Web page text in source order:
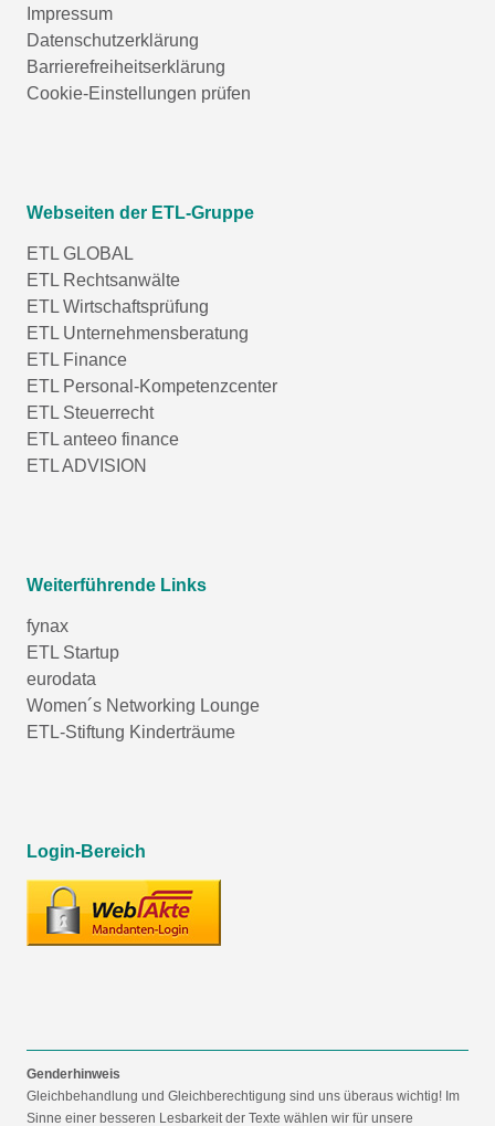
Impressum
Datenschutzerklärung
Barrierefreiheitserklärung
Cookie-Einstellungen prüfen
Webseiten der ETL-Gruppe
ETL GLOBAL
ETL Rechtsanwälte
ETL Wirtschaftsprüfung
ETL Unternehmensberatung
ETL Finance
ETL Personal-Kompetenzcenter
ETL Steuerrecht
ETL anteeo finance
ETL ADVISION
Weiterführende Links
fynax
ETL Startup
eurodata
Women´s Networking Lounge
ETL-Stiftung Kinderträume
Login-Bereich
Genderhinweis
Gleichbehandlung und Gleichberechtigung sind uns überaus wichtig! Im
Sinne einer besseren Lesbarkeit der Texte wählen wir für unsere